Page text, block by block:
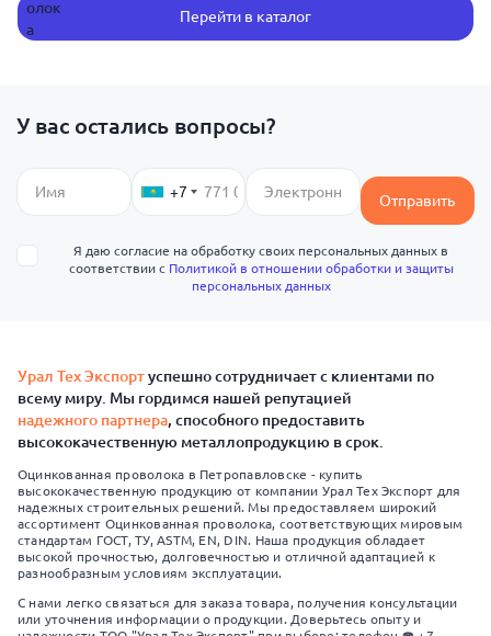
Перейти в каталог
У вас остались вопросы?
+7 Отправить
Я даю согласие на обработку своих персональных данных в
соответствии с Политикой в отношении обработки и защиты
персональных данных
Урал Тех Экспортуспешно сотрудничает с клиентами по
всему миру. Мы гордимся нашей репутацией
надежного партнера, способного предоставить
высококачественную металлопродукцию в срок.
Оцинкованная проволока в Петропавловске - купить
высококачественную продукцию от компании Урал Тех Экспорт для
надежных строительных решений. Мы предоставляем широкий
ассортимент Оцинкованная проволока, соответствующих мировым
стандартам ГОСТ, ТУ, ASTM, EN, DIN. Наша продукция обладает
высокой прочностью, долговечностью и отличной адаптацией к
разнообразным условиям эксплуатации.
С нами легко связаться для заказа товара, получения консультации
или уточнения информации о продукции. Доверьтесь опыту и